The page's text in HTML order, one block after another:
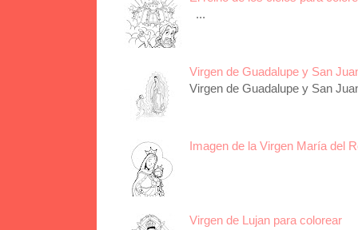
...
Virgen de Guadalupe y San
Virgen de Guadalupe y San
Imagen de la Virgen María del
Virgen de Lujan para colorear